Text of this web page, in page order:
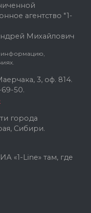
агентство "1-
Михайлович
информацию,
3, оф. 814.
69-50.
города
Сибири.
«1-Line» там, где